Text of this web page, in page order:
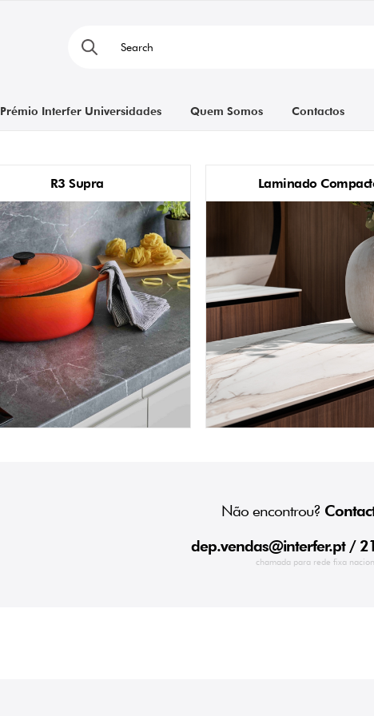
Prémio Interfer Universidades Quem Somos Contactos
R3 Supra Laminado
Não encontrou?
dep.vendas@interfer.pt/
chamada para rede fixa